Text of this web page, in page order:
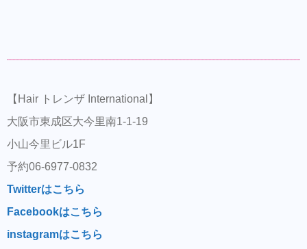
【Hair トレンザ International】
大阪市東成区大今里南1-1-19
小山今里ビル1F
予約06-6977-0832
Twitterはこちら
Facebookはこちら
instagramはこちら